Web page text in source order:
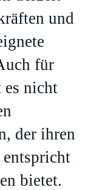
und
für
es nicht
der ihren
entspricht
bietet.